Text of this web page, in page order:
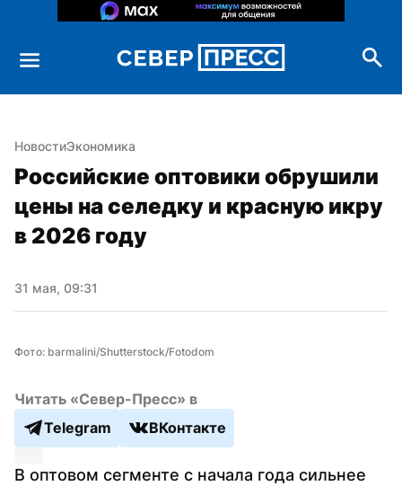
НовостиЭкономика
Российские оптовики обрушили
цены на селедку и красную икру
в 2026 году
31 мая, 09:31
Фото: barmalini/Shutterstock/Fotodom
Читать «Север-Пресс» в
Telegram
ВКонтакте
В оптовом сегменте с начала года сильнее